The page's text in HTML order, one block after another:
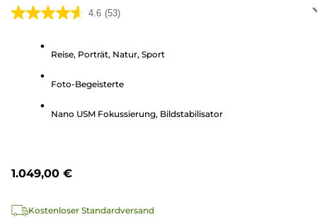
4.6 (53)
4.6
Sternen.
Bewertungen
Reise, Porträt, Natur, Sport
Foto-Begeisterte
Nano USM Fokussierung, Bildstabilisator
1.049,00 €
Kostenloser Standardversand